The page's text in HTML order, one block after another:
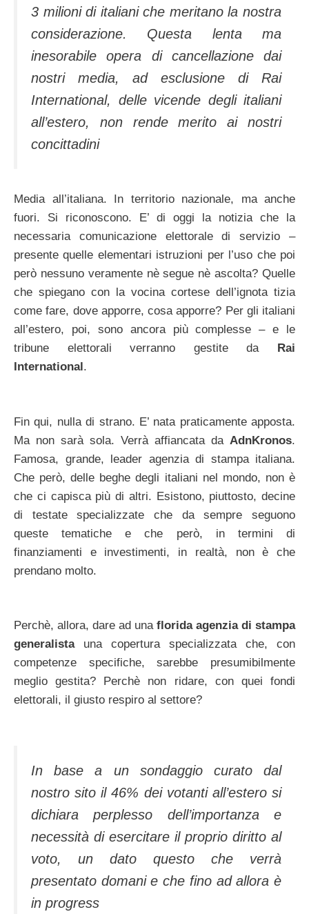
3 milioni di italiani che meritano la nostra
considerazione. Questa lenta ma
inesorabile opera di cancellazione dai
nostri media, ad esclusione di Rai
International, delle vicende degli italiani
all’estero, non rende merito ai nostri
concittadini
Media all’italiana. In territorio nazionale, ma anche
fuori. Si riconoscono. E’ di oggi la notizia che la
necessaria comunicazione elettorale di servizio –
presente quelle elementari istruzioni per l’uso che poi
però nessuno veramente nè segue nè ascolta? Quelle
che spiegano con la vocina cortese dell’ignota tizia
come fare, dove apporre, cosa apporre? Per gli italiani
all’estero, poi, sono ancora più complesse – e le
tribune elettorali verranno gestite da
Rai
International .
Fin qui, nulla di strano. E’ nata praticamente apposta.
Ma non sarà sola. Verrà affiancata da AdnKronos.
Famosa, grande, leader agenzia di stampa italiana.
Che però, delle beghe degli italiani nel mondo, non è
che ci capisca più di altri. Esistono, piuttosto, decine
di testate specializzate che da sempre seguono
queste tematiche e che però, in termini di
finanziamenti e investimenti, in realtà, non è che
prendano molto.
Perchè, allora, dare ad una florida agenzia di stampa
generalista una copertura specializzata che, con
competenze specifiche, sarebbe presumibilmente
meglio gestita? Perchè non ridare, con quei fondi
elettorali, il giusto respiro al settore?
In base a un sondaggio curato dal
nostro sito il 46% dei votanti all’estero si
dichiara perplesso dell’importanza e
necessità di esercitare il proprio diritto al
voto, un dato questo che verrà
presentato domani e che fino ad allora è
in progress